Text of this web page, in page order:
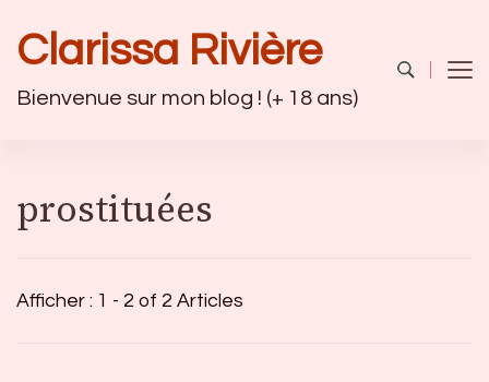
Clarissa Rivière
Bienvenue sur mon blog ! (+ 18 ans)
prostituées
Afficher : 1 - 2 of 2 Articles